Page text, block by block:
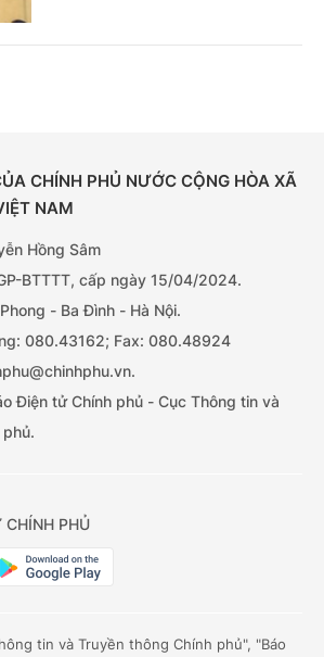
CHÍNH PHỦ NƯỚC CỘNG HÒA XÃ
NAM
Hồng Sâm
BTTTT, cấp ngày 15/04/2024.
- Ba Đình - Hà Nội.
080.43162; Fax: 080.48924
Điện tử Chính phủ - Cục Thông tin và
PHỦ
tin và Truyền thông Chính phủ", "Báo